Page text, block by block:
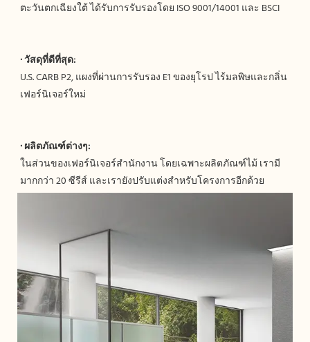
U.S. CARB P2, แผงที่ผ่านการรับรอง E1 ของยุโรป ไร้มลพิษและกลิ่น
ในส่วนของเฟอร์นิเจอร์สำนักงาน โดยเฉพาะผลิตภัณฑ์ไม้ เรามี